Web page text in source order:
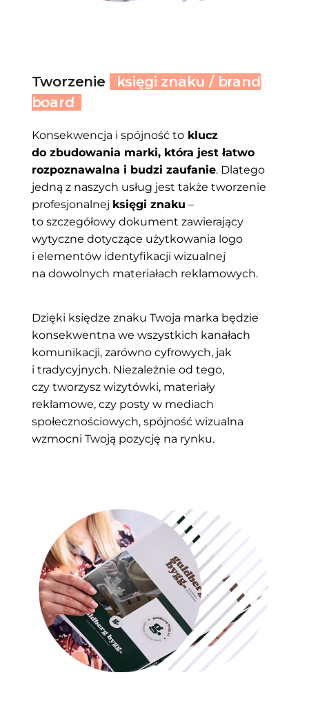
Tworzenie
księgi znaku / brand
board
Konsekwencja i spójność toklucz
do zbudowania marki, która jest łatwo
rozpoznawalna i budzi zaufanie. Dlatego
jedną z naszych usług jest także tworzenie
profesjonalnej księgi znaku –
to szczegółowy dokument zawierający
wytyczne dotyczące użytkowania logo
i elementów identyfikacji wizualnej
na dowolnych materiałach reklamowych.
Dzięki księdze znaku Twoja marka będzie
konsekwentna we wszystkich kanałach
komunikacji, zarówno cyfrowych, jak
i tradycyjnych. Niezależnie od tego,
czy tworzysz wizytówki, materiały
reklamowe, czy posty w mediach
społecznościowych, spójność wizualna
wzmocni Twoją pozycję na rynku.